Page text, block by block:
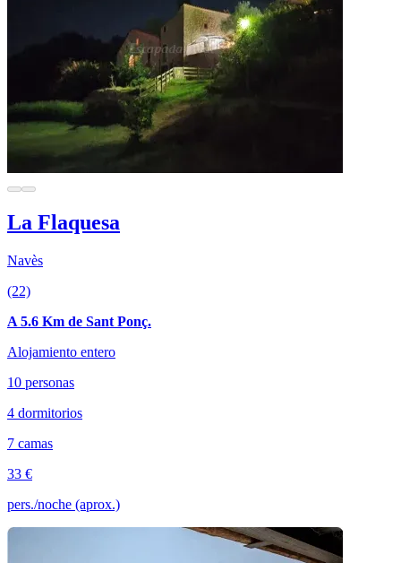
La Flaquesa
Navès
(22)
A 5.6 Km de Sant Ponç.
Alojamiento entero
10 personas
4 dormitorios
7 camas
33 €
pers./noche (aprox.)